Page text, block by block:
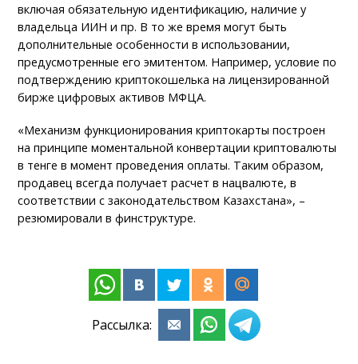
включая обязательную идентификацию, наличие у
владельца ИИН и пр. В то же время могут быть
дополнительные особенности в использовании,
предусмотренные его эмитентом. Например, условие по
подтверждению криптокошелька на лицензированной
бирже цифровых активов МФЦА.
«Механизм функционирования криптокарты построен
на принципе моментальной конвертации криптовалюты
в тенге в момент проведения оплаты. Таким образом,
продавец всегда получает расчет в нацвалюте, в
соответствии с законодательством Казахстана», –
резюмировали в финструктуре.
Рассылка: